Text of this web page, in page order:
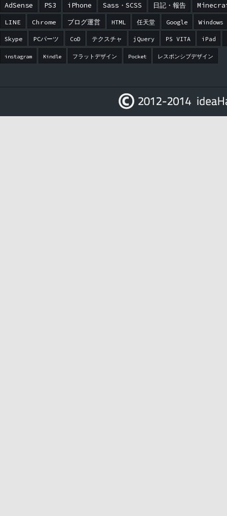
AdSense PS3 iPhone Sass・SCSS 日記・報告
LINE Chrome ブログ運営 HTML 任天堂 Google Windows
Skype PCパーツ CoD テクスチャ jQuery PS VITA iPad
instagram Kindle フラットデザイン Pocket レスポンシブデザイン